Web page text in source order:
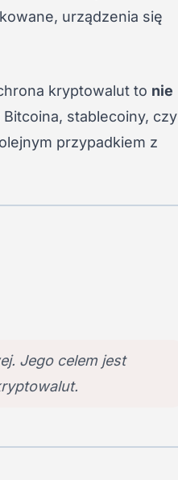
urządzenia się
kryptowalut to nie
stablecoiny, czy
przypadkiem z
Jego celem jest